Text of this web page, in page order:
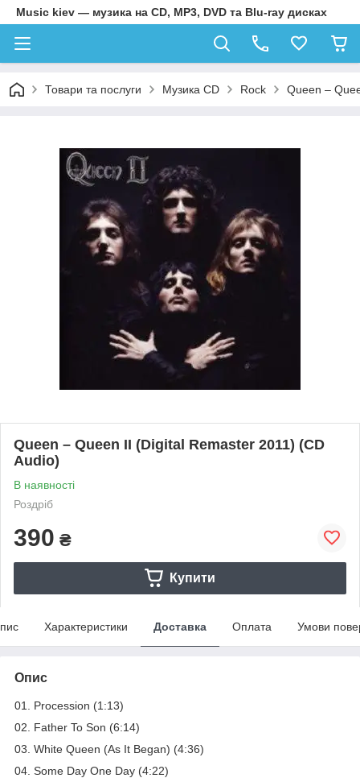
Music kiev — музика на CD, MP3, DVD та Blu-ray дисках
Товари та послуги Музика CD Rock Queen –
Queen – Queen II (Digital Remaster 2011) (CD
Audio)
В наявності
Роздріб
390 ₴
Купити
Характеристики Доставка Оплата Умови
Опис
01. Procession (1:13)
02. Father To Son (6:14)
03. White Queen (As It Began) (4:36)
04. Some Day One Day (4:22)